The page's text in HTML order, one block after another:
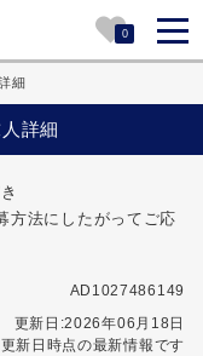
0
細
詳細
方法にしたがってご応
AD1027486149
更新日:2026年06月18日
新日時点の最新情報です